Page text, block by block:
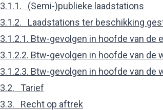
3.1.1. (Semi-)publieke laadstations
3.1.2. Laadstations ter beschikking
3.1.2.1. Btw-gevolgen in hoofde van de
3.1.2.2. Btw-gevolgen in hoofde van de
3.1.2.3. Btw-gevolgen in hoofde van de
3.2. Tarief
3.3. Recht op aftrek